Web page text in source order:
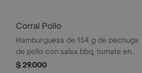
mostaza
Corral Pollo
Hamburguesa de 154 g de pechuga
de pollo con salsa bbq, tomate en
rodajas, cebolla en rodajas, lechuga y
$ 29.000